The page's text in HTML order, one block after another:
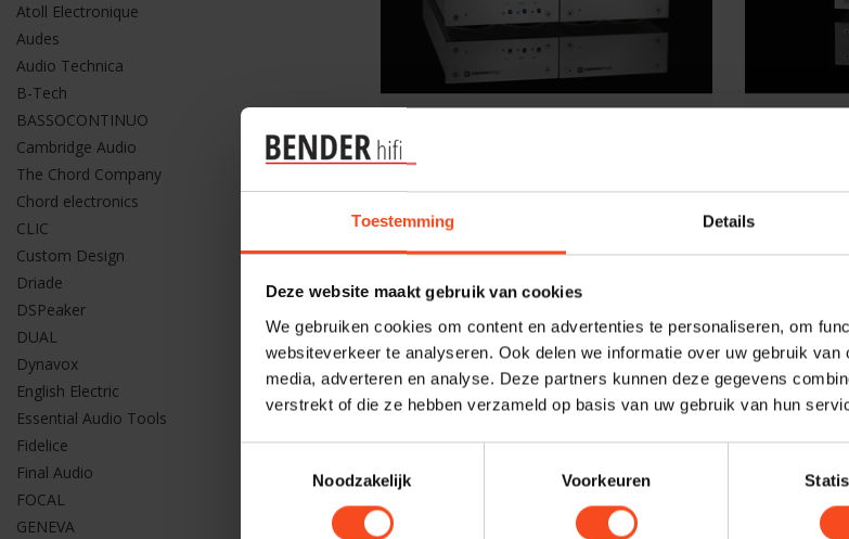
Toestemming Details
Deze website maakt gebruik van cookies
We gebruiken cookies om content en advertenties te personaliseren, om
websiteverkeer te analyseren. Ook delen we informatie over uw gebruik
media, adverteren en analyse. Deze partners kunnen deze gegevens
verstrekt of die ze hebben verzameld op basis van uw gebruik van hun
Noodzakelijk
Voorkeuren
Atoll Electronique
Audes
Audio Technica
B-Tech
BASSOCONTINUO
Cambridge Audio
The Chord Company
Chord electronics
CLIC
Custom Design
Driade
DSPeaker
DUAL
Dynavox
English Electric
Essential Audio Tools
Fidelice
Final Audio
FOCAL
GENEVA
Lehmannaudio
Lehmannaudio Decade
€1.699,00